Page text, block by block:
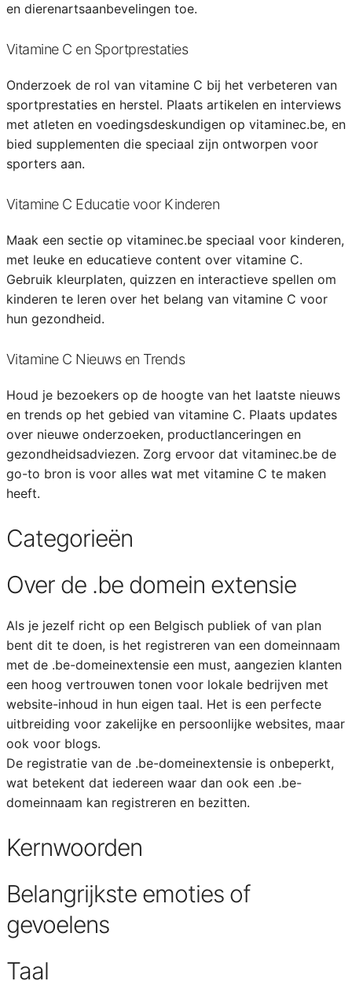
en dierenartsaanbevelingen toe.
Vitamine C en Sportprestaties
Onderzoek de rol van vitamine C bij het verbeteren van
sportprestaties en herstel. Plaats artikelen en interviews
met atleten en voedingsdeskundigen op vitaminec.be, en
bied supplementen die speciaal zijn ontworpen voor
sporters aan.
Vitamine C Educatie voor Kinderen
Maak een sectie op vitaminec.be speciaal voor kinderen,
met leuke en educatieve content over vitamine C.
Gebruik kleurplaten, quizzen en interactieve spellen om
kinderen te leren over het belang van vitamine C voor
hun gezondheid.
Vitamine C Nieuws en Trends
Houd je bezoekers op de hoogte van het laatste nieuws
en trends op het gebied van vitamine C. Plaats updates
over nieuwe onderzoeken, productlanceringen en
gezondheidsadviezen. Zorg ervoor dat vitaminec.be de
go-to bron is voor alles wat met vitamine C te maken
heeft.
Categorieën
Over de .be domein extensie
Als je jezelf richt op een Belgisch publiek of van plan
bent dit te doen, is het registreren van een domeinnaam
met de .be-domeinextensie een must, aangezien klanten
een hoog vertrouwen tonen voor lokale bedrijven met
website-inhoud in hun eigen taal. Het is een perfecte
uitbreiding voor zakelijke en persoonlijke websites, maar
ook voor blogs.
De registratie van de .be-domeinextensie is onbeperkt,
wat betekent dat iedereen waar dan ook een .be-
domeinnaam kan registreren en bezitten.
Kernwoorden
Belangrijkste emoties of
gevoelens
Taal